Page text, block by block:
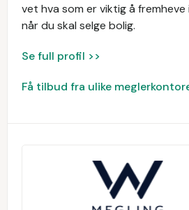
vet hva som er viktig å
når du skal selge bolig.
Se full profil >>
Få tilbud fra ulike